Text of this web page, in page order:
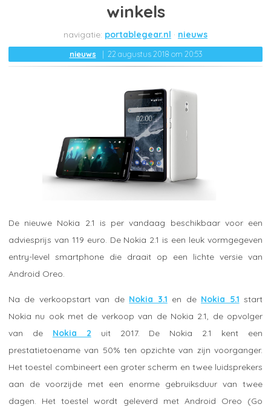
winkels
portablegear.nl nieuws
nieuws 22 augustus 2018 om 20:53
De nieuwe Nokia 2.1 is per vandaag beschikbaar voor een
adviesprijs van 119 euro. De Nokia 2.1 is een leuk vormgegeven
entry-level smartphone die draait op een lichte versie van
Android Oreo.
Na de verkoopstart van de Nokia 3.1 en de Nokia 5.1 start
Nokia nu ook met de verkoop van de Nokia 2.1, de opvolger
van de Nokia 2 uit 2017. De Nokia 2.1 kent een
prestatietoename van 50% ten opzichte van zijn voorganger.
Het toestel combineert een groter scherm en twee luidsprekers
aan de voorzijde met een enorme gebruiksduur van twee
dagen. Het toestel wordt geleverd met Android Oreo (Go